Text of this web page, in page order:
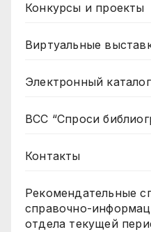
Конкурсы и проекты
Виртуальные
Электронный каталог
ВСС “Спроси
Контакты
Рекомендательные
справочно-
отдела текущей